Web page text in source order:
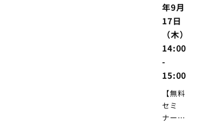
年9月
17日
（木）
14:00
-
15:00
【無料
セミ
ナー】